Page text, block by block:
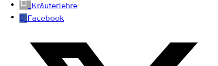
Kräuterlehre
Facebook